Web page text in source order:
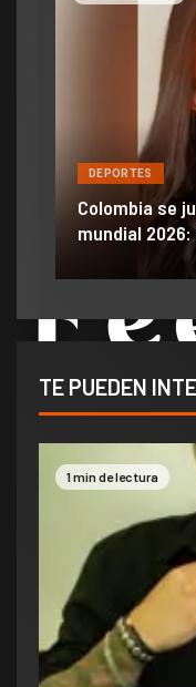
DEPORTES
Colombia se
mundial
TE PUEDEN
1 min de lectura